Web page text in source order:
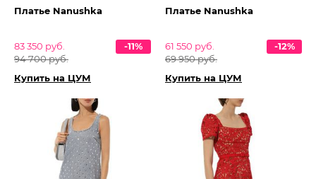
Платье Nanushka
83 350 руб.
94 700 руб.
-11%
Купить на ЦУМ
Платье Nanushka
61 550 руб.
69 950 руб.
-12%
Купить на ЦУМ